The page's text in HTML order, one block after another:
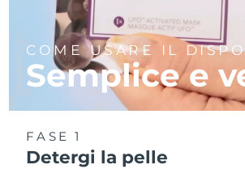
COME USARE IL
Semplice e
FASE 1
Detergi la pelle